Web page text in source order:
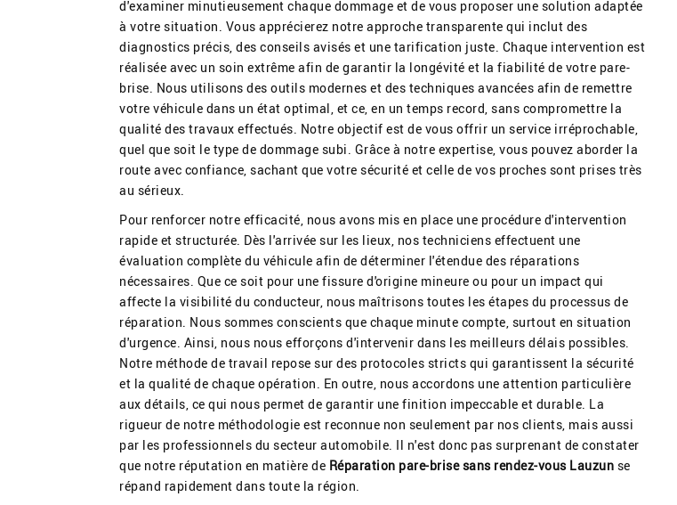
d'examiner minutieusement chaque dommage et de vous proposer une solution adaptée
à votre situation. Vous apprécierez notre approche transparente qui inclut des
diagnostics précis, des conseils avisés et une tarification juste. Chaque intervention est
réalisée avec un soin extrême afin de garantir la longévité et la fiabilité de votre pare-
brise. Nous utilisons des outils modernes et des techniques avancées afin de remettre
votre véhicule dans un état optimal, et ce, en un temps record, sans compromettre la
qualité des travaux effectués. Notre objectif est de vous offrir un service irréprochable,
quel que soit le type de dommage subi. Grâce à notre expertise, vous pouvez aborder la
route avec confiance, sachant que votre sécurité et celle de vos proches sont prises très
au sérieux.
Pour renforcer notre efficacité, nous avons mis en place une procédure d'intervention
rapide et structurée. Dès l'arrivée sur les lieux, nos techniciens effectuent une
évaluation complète du véhicule afin de déterminer l'étendue des réparations
nécessaires. Que ce soit pour une fissure d'origine mineure ou pour un impact qui
affecte la visibilité du conducteur, nous maîtrisons toutes les étapes du processus de
réparation. Nous sommes conscients que chaque minute compte, surtout en situation
d'urgence. Ainsi, nous nous efforçons d'intervenir dans les meilleurs délais possibles.
Notre méthode de travail repose sur des protocoles stricts qui garantissent la sécurité
et la qualité de chaque opération. En outre, nous accordons une attention particulière
aux détails, ce qui nous permet de garantir une finition impeccable et durable. La
rigueur de notre méthodologie est reconnue non seulement par nos clients, mais aussi
par les professionnels du secteur automobile. Il n'est donc pas surprenant de constater
que notre réputation en matière de Réparation pare-brise sans rendez-vous Lauzun se
répand rapidement dans toute la région.